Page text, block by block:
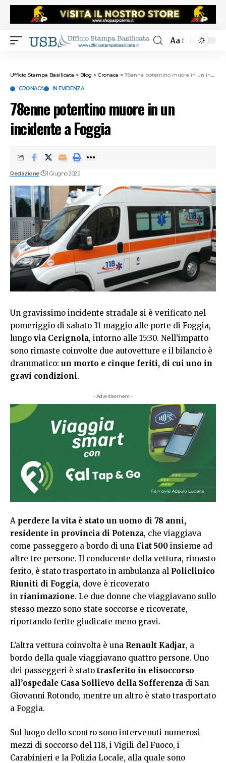
Aa
Ufficio Stampa Basilicata > Blog > Cronaca > 78enne potentino muore in un incidente a Foggia
CRONACA IN EVIDENZA
78enne potentino muore in un
incidente a Foggia
Redazione 1 Giugno 2025
Un gravissimo incidente stradale si è verificato nel
pomeriggio di sabato 31 maggio alle porte di Foggia,
lungo via Cerignola, intorno alle 15:30. Nell’impatto
sono rimaste coinvolte due autovetture e il bilancio è
drammatico: un morto e cinque feriti, di cui uno in
gravi condizioni.
- Advertisement -
A perdere la vita è stato un uomo di 78 anni,
residente in provincia di Potenza, che viaggiava
come passeggero a bordo di una Fiat 500 insieme ad
altre tre persone. Il conducente della vettura, rimasto
ferito, è stato trasportato in ambulanza al Policlinico
Riuniti di Foggia, dove è ricoverato
in rianimazione. Le due donne che viaggiavano sullo
stesso mezzo sono state soccorse e ricoverate,
riportando ferite giudicate meno gravi.
L’altra vettura coinvolta è una Renault Kadjar, a
bordo della quale viaggiavano quattro persone. Uno
dei passeggeri è stato trasferito in elisoccorso
all’ospedale Casa Sollievo della Sofferenza di San
Giovanni Rotondo, mentre un altro è stato trasportato
a Foggia.
Sul luogo dello scontro sono intervenuti numerosi
mezzi di soccorso del 118, i Vigili del Fuoco, i
Carabinieri e la Polizia Locale, alla quale sono